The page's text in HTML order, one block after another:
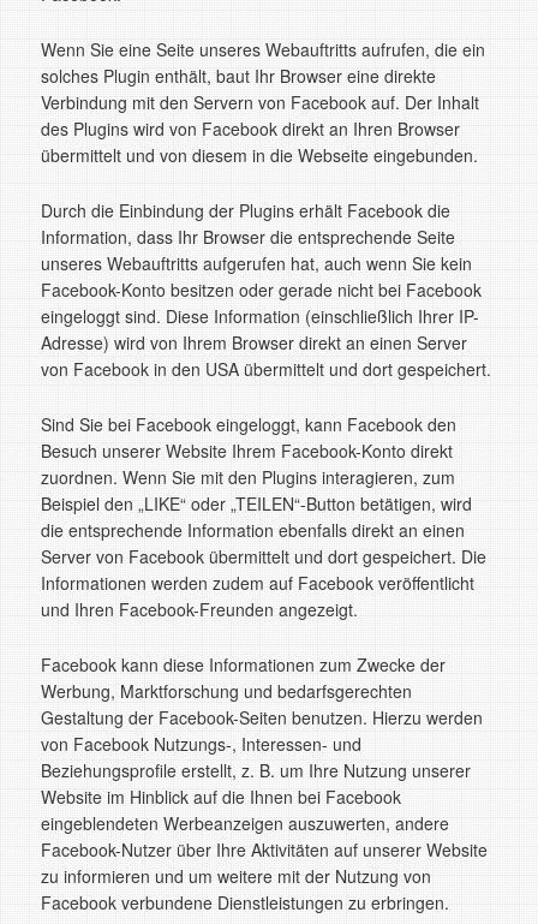
Wenn Sie eine Seite unseres Webauftritts aufrufen, die ein
solches Plugin enthält, baut Ihr Browser eine direkte
Verbindung mit den Servern von Facebook auf. Der Inhalt
des Plugins wird von Facebook direkt an Ihren Browser
übermittelt und von diesem in die Webseite eingebunden.
Durch die Einbindung der Plugins erhält Facebook die
Information, dass Ihr Browser die entsprechende Seite
unseres Webauftritts aufgerufen hat, auch wenn Sie kein
Facebook-Konto besitzen oder gerade nicht bei Facebook
eingeloggt sind. Diese Information (einschließlich Ihrer IP-
Adresse) wird von Ihrem Browser direkt an einen Server
von Facebook in den USA übermittelt und dort gespeichert.
Sind Sie bei Facebook eingeloggt, kann Facebook den
Besuch unserer Website Ihrem Facebook-Konto direkt
zuordnen. Wenn Sie mit den Plugins interagieren, zum
Beispiel den „LIKE“ oder „TEILEN“-Button betätigen, wird
die entsprechende Information ebenfalls direkt an einen
Server von Facebook übermittelt und dort gespeichert. Die
Informationen werden zudem auf Facebook veröffentlicht
und Ihren Facebook-Freunden angezeigt.
Facebook kann diese Informationen zum Zwecke der
Werbung, Marktforschung und bedarfsgerechten
Gestaltung der Facebook-Seiten benutzen. Hierzu werden
von Facebook Nutzungs-, Interessen- und
Beziehungsprofile erstellt, z. B. um Ihre Nutzung unserer
Website im Hinblick auf die Ihnen bei Facebook
eingeblendeten Werbeanzeigen auszuwerten, andere
Facebook-Nutzer über Ihre Aktivitäten auf unserer Website
zu informieren und um weitere mit der Nutzung von
Facebook verbundene Dienstleistungen zu erbringen.